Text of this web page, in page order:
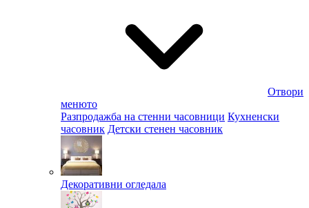
Отвори
менюто
Разпродажба на стенни часовници Кухненски
часовник Детски стенен часовник
Декоративни огледала